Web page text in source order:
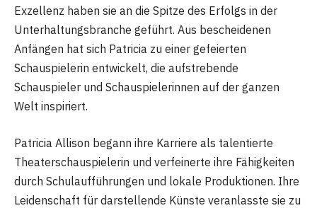
Exzellenz haben sie an die Spitze des Erfolgs in der
Unterhaltungsbranche geführt. Aus bescheidenen
Anfängen hat sich Patricia zu einer gefeierten
Schauspielerin entwickelt, die aufstrebende
Schauspieler und Schauspielerinnen auf der ganzen
Welt inspiriert.
Patricia Allison begann ihre Karriere als talentierte
Theaterschauspielerin und verfeinerte ihre Fähigkeiten
durch Schulaufführungen und lokale Produktionen. Ihre
Leidenschaft für darstellende Künste veranlasste sie zu